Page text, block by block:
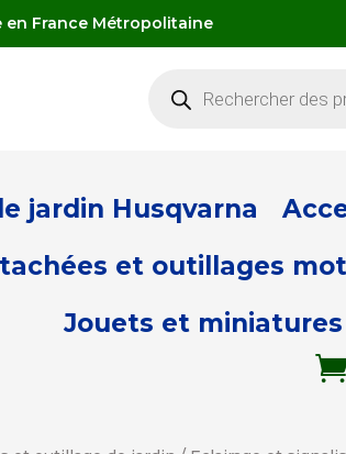
France Métropolitaine
produits
jardin Husqvarna
et outillages
Jouets et miniatures